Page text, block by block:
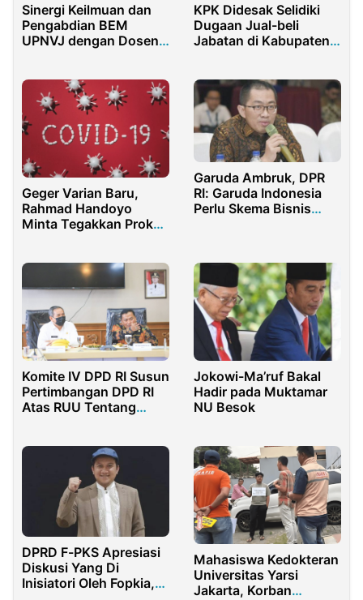
Sinergi Keilmuan dan
Pengabdian BEM
UPNVJ dengan Dosen
KPK Didesak Selidiki
Dugaan Jual-beli
Jabatan di Kabupaten
Geger Varian Baru,
Rahmad Handoyo
Minta Tegakkan Prokes
Garuda Ambruk, DPR
RI: Garuda Indonesia
Perlu Skema Bisnis
Komite IV DPD RI Susun
Pertimbangan DPD RI
Atas RUU Tentang
Jokowi-Ma’ruf Bakal
Hadir pada Muktamar
NU Besok
DPRD F-PKS Apresiasi
Diskusi Yang Di
Inisiatori Oleh Fopkia,
Mahasiswa Kedokteran
Universitas Yarsi
Jakarta, Korban